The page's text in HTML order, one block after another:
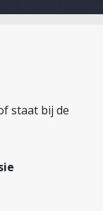
staat bij de